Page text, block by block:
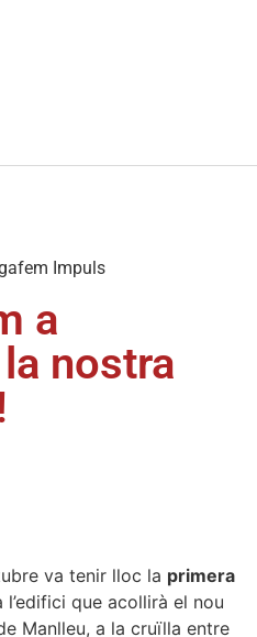
Impuls
a
nostra
va tenir lloc la primera
l’edifici que acollirà el nou
Manlleu, a la cruïlla entre